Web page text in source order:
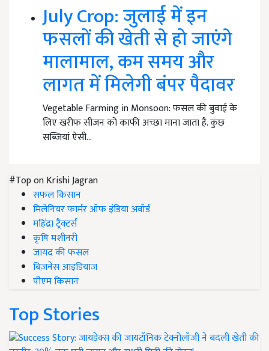
July Crop: जुलाई में इन
फसलों की खेती से हो जाएंगे
मालामाल, कम समय और
लागत में मिलेगी बंपर पैदावर
Vegetable Farming in Monsoon: फसल की बुवाई के
लिए खरीफ सीजन को काफी अच्छा माना जाता है. कुछ
सब्जियां ऐसी…
#Top on Krishi Jagran
सफल किसान
मिलेनियर फार्मर ऑफ इंडिया अवॉर्ड
महिंद्रा ट्रैक्टर्स
कृषि मशीनरी
जायद की फसल
बिज़नेस आइडियाज
पीएम किसान
Top Stories